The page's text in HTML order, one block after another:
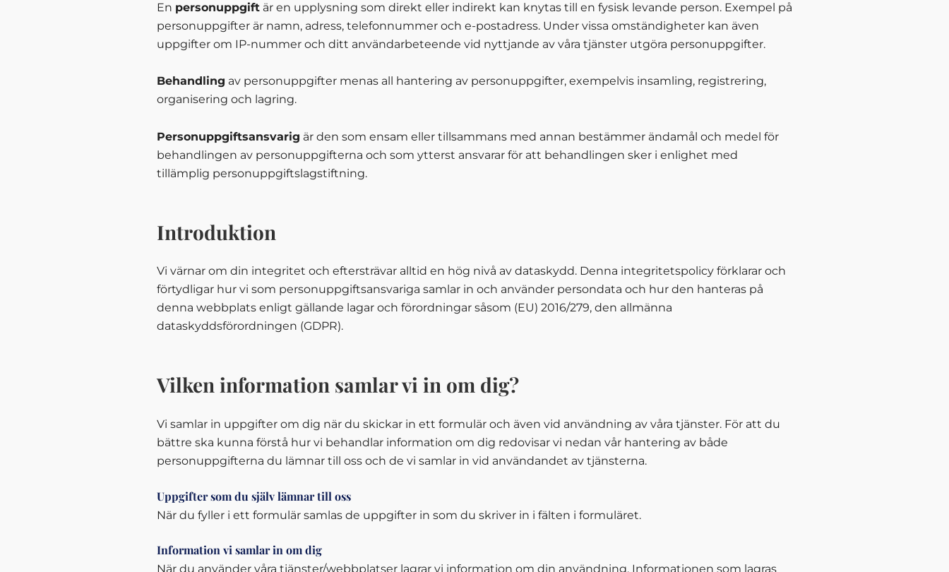
En personuppgift är en upplysning som direkt eller indirekt kan knytas till en fysisk levande person. Exempel på
personuppgifter är namn, adress, telefonnummer och e-postadress. Under vissa omständigheter kan även
uppgifter om IP-nummer och ditt användarbeteende vid nyttjande av våra tjänster utgöra personuppgifter.
Behandling av personuppgifter menas all hantering av personuppgifter, exempelvis insamling, registrering,
organisering och lagring.
Personuppgiftsansvarig är den som ensam eller tillsammans med annan bestämmer ändamål och medel för
behandlingen av personuppgifterna och som ytterst ansvarar för att behandlingen sker i enlighet med
tillämplig personuppgiftslagstiftning.
Introduktion
Vi värnar om din integritet och eftersträvar alltid en hög nivå av dataskydd. Denna integritetspolicy förklarar och
förtydligar hur vi som personuppgiftsansvariga samlar in och använder persondata och hur den hanteras på
denna webbplats enligt gällande lagar och förordningar såsom (EU) 2016/279, den allmänna
dataskyddsförordningen (GDPR).
Vilken information samlar vi in om dig?
Vi samlar in uppgifter om dig när du skickar in ett formulär och även vid användning av våra tjänster. För att du
bättre ska kunna förstå hur vi behandlar information om dig redovisar vi nedan vår hantering av både
personuppgifterna du lämnar till oss och de vi samlar in vid användandet av tjänsterna.
Uppgifter som du själv lämnar till oss
När du fyller i ett formulär samlas de uppgifter in som du skriver in i fälten i formuläret.
Information vi samlar in om dig
När du använder våra tjänster/webbplatser lagrar vi information om din användning. Informationen som lagras